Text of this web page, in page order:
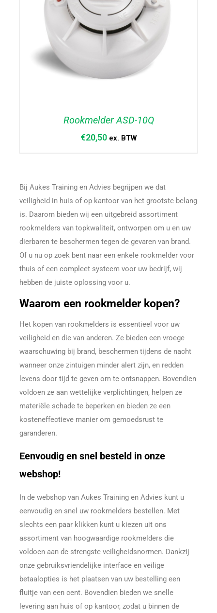
TOEVOEGEN AAN WINKELWAGEN
Rookmelder ASD-10Q
€20,50 ex. BTW
Bij Aukes Training en Advies begrijpen we dat
veiligheid in huis of op kantoor van het grootste belang
is. Daarom bieden wij een uitgebreid assortiment
rookmelders van topkwaliteit, ontworpen om u en uw
dierbaren te beschermen tegen de gevaren van brand.
Of u nu op zoek bent naar een enkele rookmelder voor
thuis of een compleet systeem voor uw bedrijf, wij
hebben de juiste oplossing voor u.
Waarom een rookmelder kopen?
Het kopen van rookmelders is essentieel voor uw
veiligheid en die van anderen. Ze bieden een vroege
waarschuwing bij brand, beschermen tijdens de nacht
wanneer onze zintuigen minder alert zijn, en redden
levens door tijd te geven om te ontsnappen. Bovendien
voldoen ze aan wettelijke verplichtingen, helpen ze
materiële schade te beperken en bieden ze een
kosteneffectieve manier om gemoedsrust te
garanderen.
Eenvoudig en snel besteld in onze
webshop!
In de webshop van Aukes Training en Advies kunt u
eenvoudig en snel uw rookmelders bestellen. Met
slechts een paar klikken kunt u kiezen uit ons
assortiment van hoogwaardige rookmelders die
voldoen aan de strengste veiligheidsnormen. Dankzij
onze gebruiksvriendelijke interface en veilige
betaalopties is het plaatsen van uw bestelling een
fluitje van een cent. Bovendien bieden we snelle
levering aan huis of op kantoor, zodat u binnen de